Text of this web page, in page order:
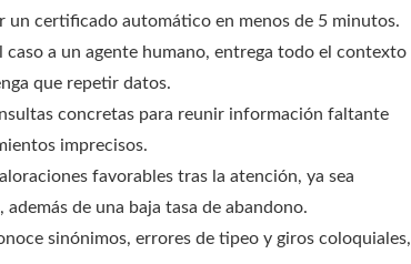
un certificado automático en menos de 5 minutos.
caso a un agente humano, entrega todo el contexto
que repetir datos.
concretas para reunir información faltante
imprecisos.
favorables tras la atención, ya sea
de una baja tasa de abandono.
sinónimos, errores de tipeo y giros coloquiales,